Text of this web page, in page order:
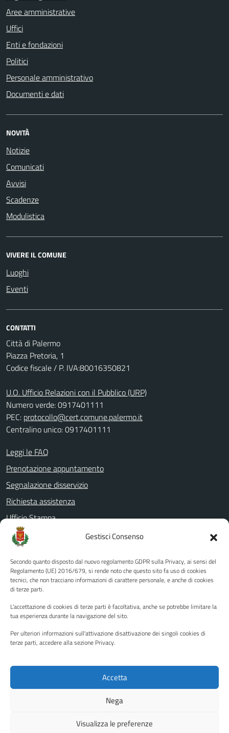
Gestisci Consenso
Secondo quanto disposto dal nuovo regolamento GDPR sulla Privacy, ai sensi del
Regolamento (UE) 2016/679, si rende noto che questo sito fa uso di cookies
tecnici, che non tracciano informazioni di carattere personale, e anche di cookies
di terze parti.
L'accettazione di cookies di terze parti è facoltativa, anche se potrebbe limitare la
tua esperienza durante la navigazione del sito.
Per ulteriori informazioni sull'attivazione disattivazione dei singoli cookies di
terze parti, accedere alla sezione Privacy.
Accetta
Nega
Visualizza le preferenze
Aree amministrative
Uffici
Enti e fondazioni
Politici
Personale amministrativo
Documenti e dati
NOVITÀ
Notizie
Comunicati
Avvisi
Scadenze
Modulistica
VIVERE IL COMUNE
Luoghi
Eventi
CONTATTI
Città di Palermo
Piazza Pretoria, 1
Codice fiscale / P. IVA:80016350821
U.O. Ufficio Relazioni con il Pubblico (URP)
Numero verde: 0917401111
PEC: protocollo@cert.comune.palermo.it
Centralino unico: 0917401111
Leggi le FAQ
Prenotazione appuntamento
Segnalazione disservizio
Richiesta assistenza
Ufficio Stampa
Amministrazione Trasparente
Albo pretorio
Informativa privacy
Note legali
Piano di miglioramento del sito
Instagram